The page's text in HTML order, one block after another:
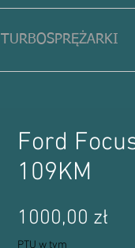
TURBOSPRĘŻARKI
Ford
109KM
1000,00 zł
PTU w tym